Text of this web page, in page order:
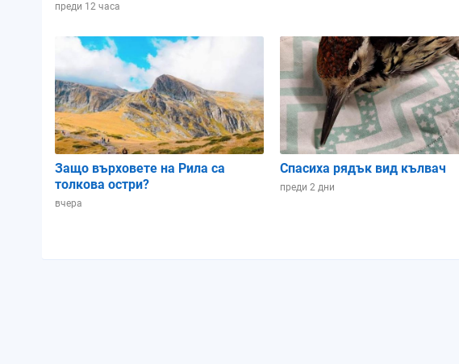
Позиция в лунен
цикъл:
0.8 0.84
преди 12 часа
Защо върховете на Рила са
толкова остри?
вчера
Спасиха рядък вид кълвач
преди 2 дни